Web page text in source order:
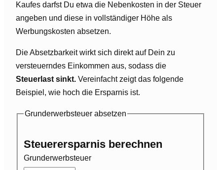
Kaufes darfst Du etwa die Nebenkosten in der Steuer
angeben und diese in vollständiger Höhe als
Werbungskosten absetzen.
Die Absetzbarkeit wirkt sich direkt auf Dein zu
versteuerndes Einkommen aus, sodass die
Steuerlast sinkt. Vereinfacht zeigt das folgende
Beispiel, wie hoch die Ersparnis ist.
Grunderwerbsteuer absetzen
Steuerersparnis berechnen
Grunderwerbsteuer